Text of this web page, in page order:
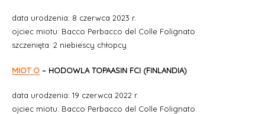
data urodzenia: 8 czerwca 2023 r.
ojciec miotu: Bacco Perbacco del Colle Folignato
szczenięta: 2 niebiescy chłopcy
MIOT O – HODOWLA TOPAASIN FCI (FINLANDIA)
data urodzenia: 19 czerwca 2022 r.
ojciec miotu: Bacco Perbacco del Colle Folignato